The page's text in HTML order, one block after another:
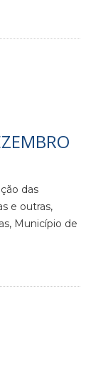
das
e outras,
Município de